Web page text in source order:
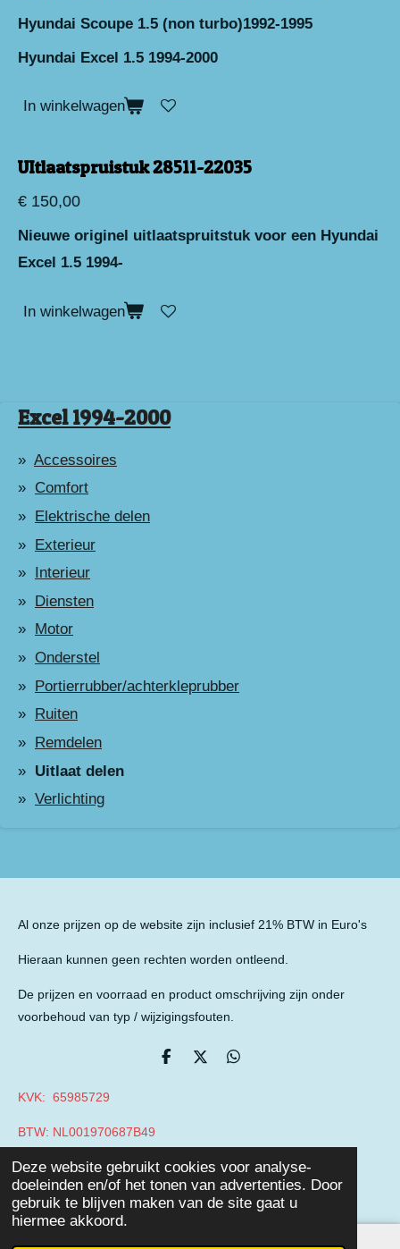
Deze website gebruikt cookies voor analyse-
doeleinden en/of het tonen van advertenties. Door
gebruik te blijven maken van de site gaat u
hiermee akkoord.
Hyundai Scoupe 1.5 (non turbo)1992-1995
Hyundai Excel 1.5 1994-2000
In winkelwagen
UItlaatspruistuk 28511-22035
€ 150,00
Nieuwe originel uitlaatspruitstuk voor een Hyundai
Excel 1.5 1994-
In winkelwagen
Excel 1994-2000
Accessoires
Comfort
Elektrische delen
Exterieur
Interieur
Diensten
Motor
Onderstel
Portierrubber/achterkleprubber
Ruiten
Remdelen
Uitlaat delen
Verlichting
Al onze prijzen op de website zijn inclusief 21% BTW in Euro's
Hieraan kunnen geen rechten worden ontleend.
De prijzen en voorraad en product omschrijving zijn onder
voorbehoud van typ / wijzigingsfouten.
D
D
D
KVK: 65985729
BTW: NL001970687B49
Powered by JouwWeb